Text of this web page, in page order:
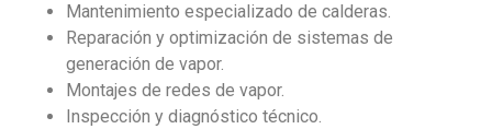
Mantenimiento especializado de calderas.
Reparación y optimización de sistemas de
generación de vapor.
Montajes de redes de vapor.
Inspección y diagnóstico técnico.